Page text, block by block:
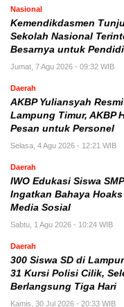
Nasional
Kemendikdasmen
Sekolah Nasional
Besarnya untuk
Jumat, 7 Agu 2026 - 09:32 WIB
Daerah
AKBP Yuliansyah
Lampung Timur, AKBP
Pesan untuk Personel
Selasa, 4 Agu 2026 - 12:21 WIB
Daerah
IWO Edukasi Siswa
Ingatkan Bahaya
Media Sosial
Sabtu, 1 Agu 2026 - 10:24 WIB
Daerah
300 Siswa SD di
31 Kursi Polisi Cilik,
Berlangsung Tiga Hari
Kamis, 30 Jul 2026 - 20:33 WIB